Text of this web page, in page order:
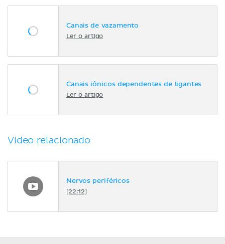
Canais de vazamento
Ler o artigo
Canais iônicos dependentes de ligantes
Ler o artigo
Vídeo relacionado
Nervos periféricos
[22:12]